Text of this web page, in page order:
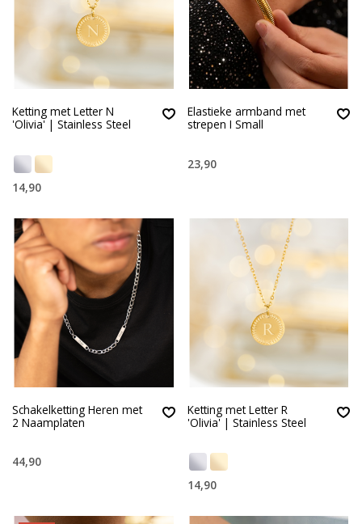
Ketting met Letter N
'Olivia' | Stainless Steel
14,90
Elastieke armband met
strepen I Small
23,90
Schakelketting Heren met
2 Naamplaten
44,90
Ketting met Letter R
'Olivia' | Stainless Steel
14,90